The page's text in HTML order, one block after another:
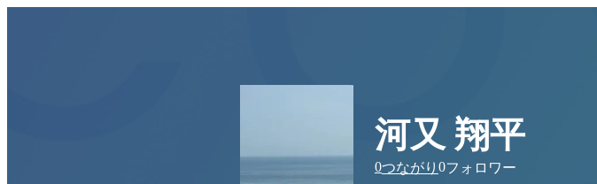
河又 翔平
0つながり 0フォロワー